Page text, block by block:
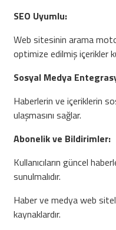
SEO Uyumlu:
Web sitesinin arama
optimize edilmiş içerikler
Sosyal Medya
Haberlerin ve içeriklerin
ulaşmasını sağlar.
Abonelik ve Bildirimler:
Kullanıcıların güncel
sunulmalıdır.
Haber ve medya web
kaynaklardır.